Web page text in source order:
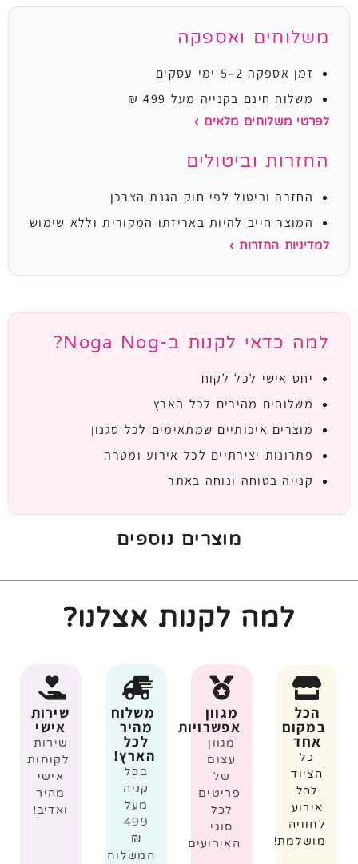
משלוחים ואספקה
זמן אספקה 2–5 ימי עסקים
משלוח חינם בקנייה מעל 499 ₪
לפרטי משלוחים מלאים ›
החזרות וביטולים
החזרה וביטול לפי חוק הגנת הצרכן
המוצר חייב להיות באריזתו המקורית וללא שימוש
למדיניות החזרות ›
למה כדאי לקנות ב-Noga Nog?
יחס אישי לכל לקוח
משלוחים מהירים לכל הארץ
מוצרים איכותיים שמתאימים לכל סגנון
פתרונות יצירתיים לכל אירוע ומטרה
קנייה בטוחה ונוחה באתר
מוצרים נוספים
למה לקנות אצלנו?
הכל
במקום
אחד
כל
הציוד
לכל
אירוע
לחוויה
מושלמת!
מגוון
אפשרויות
מגוון
עצום
של
פריטים
לכל
סוגי
האירועים
משלוח
מהיר
לכל
הארץ!
בכל
קניה
מעל
499
₪
המשלוח
שירות
אישי
שירות
לקוחות
אישי
מהיר
ואדיב!